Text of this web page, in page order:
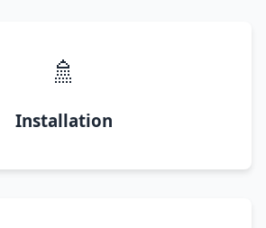
🚿
Installation